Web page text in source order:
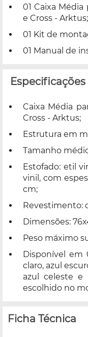
01 Caixa Média
e Cross - Arktus;
01 Kit de
01 Manual de
Especificações
Caixa Média
Cross - Arktus;
Estrutura em
Tamanho
Estofado: etil
vinil, com
cm;
Revestimento:
Dimensões:
Peso máximo
Disponível em
claro, azul
azul celeste e
escolhido no
Ficha Técnica